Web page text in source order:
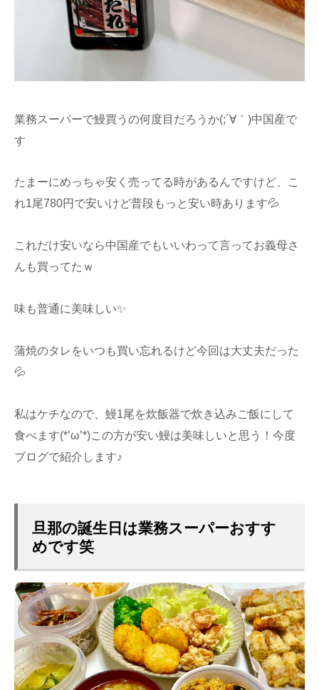
業務スーパーで鰻買うの何度目だろうか(;´∀｀)中国産で
す
たまーにめっちゃ安く売ってる時があるんですけど、こ
れ1尾780円で安いけど普段もっと安い時あります💦
これだけ安いなら中国産でもいいわって言ってお義母さ
んも買ってたｗ
味も普通に美味しい✨
蒲焼のタレをいつも買い忘れるけど今回は大丈夫だった
💦
私はケチなので、鰻1尾を炊飯器で炊き込みご飯にして
食べます(*’ω’*)この方が安い鰻は美味しいと思う！今度
ブログで紹介します♪
旦那の誕生日は業務スーパーおすす
めです笑